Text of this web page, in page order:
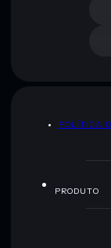
POLÍTICA
PRODUTO